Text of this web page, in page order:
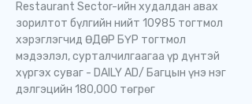
Restaurant Sector-ийн худалдан авах
зорилтот бүлгийн нийт 10985 тогтмол
хэрэглэгчид ӨДӨР БҮР тогтмол
мэдээлэл, сурталчилгаагаа үр дүнтэй
хүргэх суваг - DAILY AD/ Багцын үнэ нэг
дэлгэцийн 180,000 төгрөг